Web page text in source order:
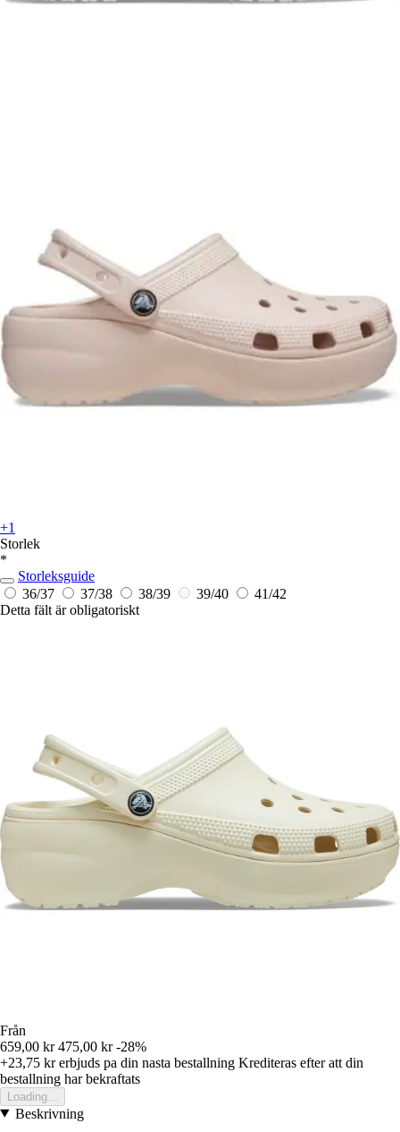
+1
Storlek
*
Storleksguide
36/37
37/38 38/39 39/40
41/42
Detta fält är obligatoriskt
Från
659,00 kr 475,00 kr -28%
+23,75 krerbjuds pa din nasta bestallning Krediteras efter att din
bestallning har bekraftats
Loading...
Beskrivning